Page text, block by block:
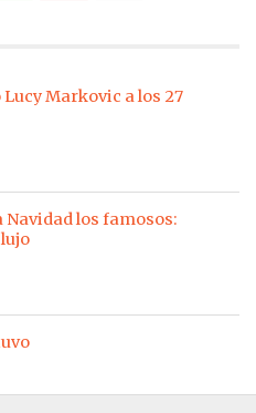
Markovic a los 27
Navidad los famosos: